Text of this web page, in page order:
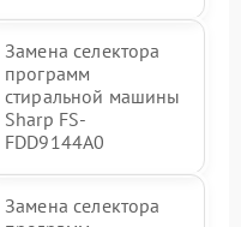
Замена селектора
программ
стиральной машины
Sharp FS-
FDD9144A0
Замена селектора